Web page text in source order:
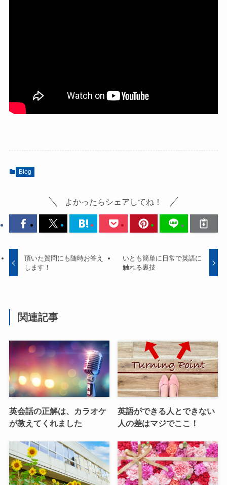
Blog
よかったらシェアしてね！
頂いた質問にも随時お答え
します！
いとも簡単に日常で英語に
触れる裏技
関連記事
英会話の正解は、カラオケ
が教えてくれました
英語ができる人とできない
人の差はマジでここ！